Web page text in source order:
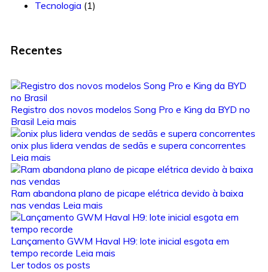
Tecnologia (1)
Recentes
Registro dos novos modelos Song Pro e King da BYD no
Brasil Leia mais
onix plus lidera vendas de sedãs e supera concorrentes
Leia mais
Ram abandona plano de picape elétrica devido à baixa
nas vendas Leia mais
Lançamento GWM Haval H9: lote inicial esgota em
tempo recorde Leia mais
Ler todos os posts